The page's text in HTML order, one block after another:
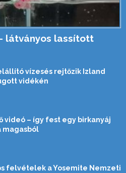
látványos lassított
vízesés rejtőzik Izland
vidékén
videó – így fest egy birkanyáj
magasból
felvételek a Yosemite Nemzeti